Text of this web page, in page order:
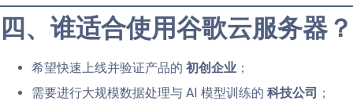
四、谁适合使用谷歌云服务器？
希望快速上线并验证产品的 初创企业 ；
需要进行大规模数据处理与 AI 模型训练的 科技公司 ；